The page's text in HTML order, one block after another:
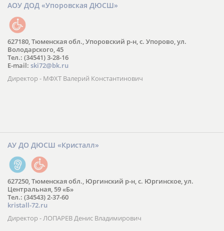
АОУ ДОД «Упоровская ДЮСШ»
627180, Тюменская обл., Упоровский р-н, с. Упорово, ул.
Володарского, 45
Тел.: (34541) 3-28-16
E-mail: ski72@bk.ru
Директор - МФХТ Валерий Константинович
АУ ДО ДЮСШ «Кристалл»
627250, Тюменская обл., Юргинский р-н, с. Юргинское, ул.
Центральная, 59 «Б»
Тел.: (34543) 2-37-60
kristall-72.ru
Директор - ЛОПАРЕВ Денис Владимирович